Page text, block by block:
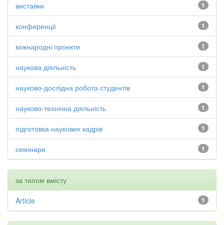
1
виставки
1
конференції
1
міжнародні проекти
1
наукова діяльність
1
науково-дослідна робота студентів
1
науково-технічна діяльність
1
підготовка наукових кадрів
1
семінари
за типом вмісту
1
Article